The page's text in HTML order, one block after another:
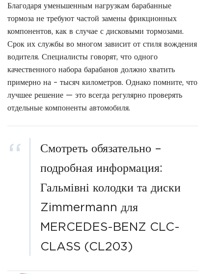
Благодаря уменьшенным нагрузкам барабанные
тормоза не требуют частой замены фрикционных
компонентов, как в случае с дисковыми тормозами.
Срок их службы во многом зависит от стиля вождения
водителя. Специалисты говорят, что одного
качественного набора барабанов должно хватить
примерно на – тысяч километров. Однако помните, что
лучшее решение — это всегда регулярно проверять
отдельные компоненты автомобиля.
Смотреть обязательно –
подробная информация:
Гальмівні колодки та диски
Zimmermann для
MERCEDES-BENZ CLC-
CLASS (CL203)